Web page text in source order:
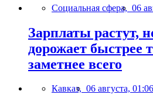
Социальная сфера, 06
Зарплаты растут,
дорожает быстрее
заметнее всего
Кавказ, 06 августа, 01:06